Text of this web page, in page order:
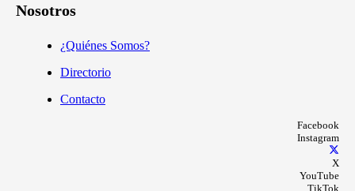
Nosotros
¿Quiénes Somos?
Directorio
Contacto
Facebook
Instagram
X
YouTube
TikTok